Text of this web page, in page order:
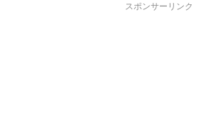
スポンサーリンク